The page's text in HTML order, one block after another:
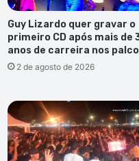
Guy Lizardo quer gravar o
primeiro CD após mais de
anos de carreira nos
2 de agosto de 2026